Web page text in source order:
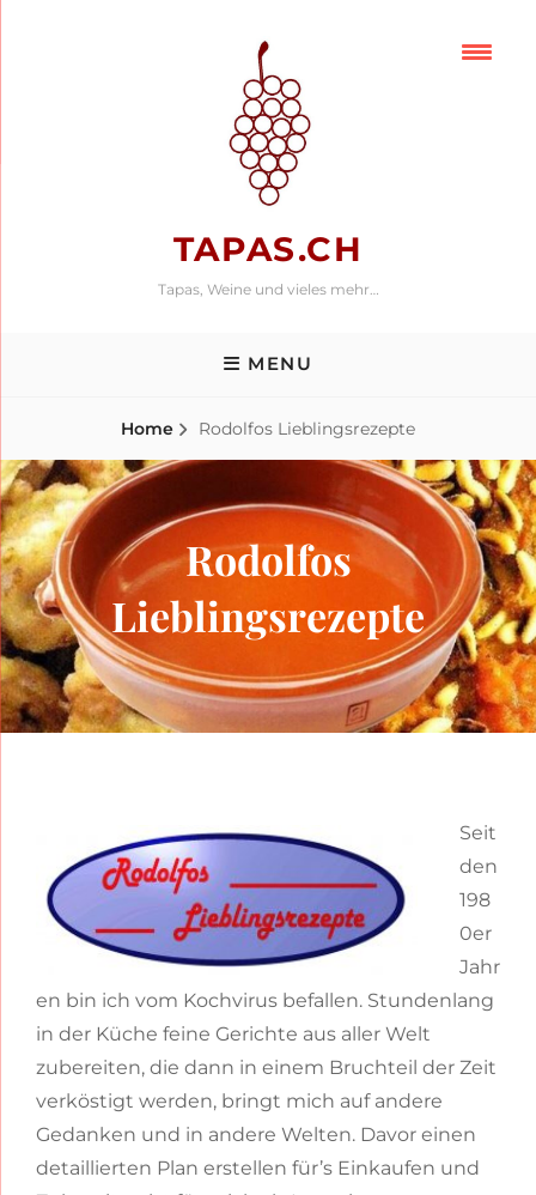
TAPAS.CH
Tapas, Weine und vieles mehr…
MENU
Home Rodolfos Lieblingsrezepte
Rodolfos
Lieblingsrezepte
Seit
den
198
0er
Jahr
en bin ich vom Kochvirus befallen. Stundenlang
in der Küche feine Gerichte aus aller Welt
zubereiten, die dann in einem Bruchteil der Zeit
verköstigt werden, bringt mich auf andere
Gedanken und in andere Welten. Davor einen
detaillierten Plan erstellen für’s Einkaufen und